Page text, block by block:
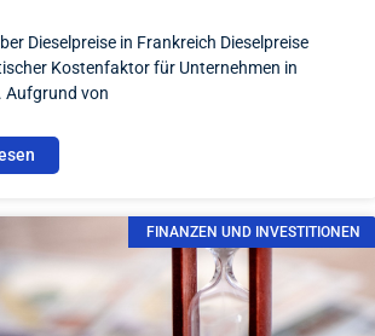
Dieselpreise in Frankreich Dieselpreise
Kostenfaktor für Unternehmen in
Aufgrund von
FINANZEN UND INVESTITIONEN